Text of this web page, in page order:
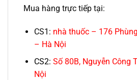
Mua hàng trực tiếp tại:
CS1: nhà thuốc – 176
– Hà Nội
CS2: Số 80B, Nguyễn Công
Nội